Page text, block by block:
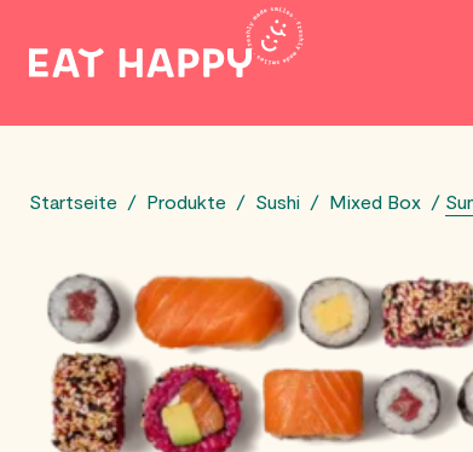
SKIP
TO
CONTENT
Startseite / Produkte / Sushi / Mixed Box /